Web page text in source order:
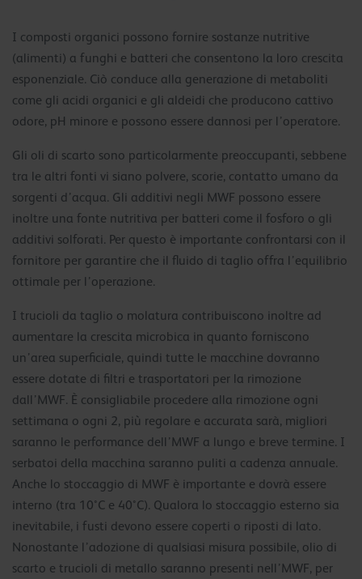
I composti organici possono fornire sostanze nutritive
(alimenti) a funghi e batteri che consentono la loro crescita
esponenziale. Ciò conduce alla generazione di metaboliti
come gli acidi organici e gli aldeidi che producono cattivo
odore, pH minore e possono essere dannosi per l’operatore.
Gli oli di scarto sono particolarmente preoccupanti, sebbene
tra le altri fonti vi siano polvere, scorie, contatto umano da
sorgenti d’acqua. Gli additivi negli MWF possono essere
inoltre una fonte nutritiva per batteri come il fosforo o gli
additivi solforati. Per questo è importante confrontarsi con il
fornitore per garantire che il fluido di taglio offra l’equilibrio
ottimale per l’operazione.
I trucioli da taglio o molatura contribuiscono inoltre ad
aumentare la crescita microbica in quanto forniscono
un’area superficiale, quindi tutte le macchine dovranno
essere dotate di filtri e trasportatori per la rimozione
dall’MWF. È consigliabile procedere alla rimozione ogni
settimana o ogni 2, più regolare e accurata sarà, migliori
saranno le performance dell’MWF a lungo e breve termine. I
serbatoi della macchina saranno puliti a cadenza annuale.
Anche lo stoccaggio di MWF è importante e dovrà essere
interno (tra 10°C e 40°C). Qualora lo stoccaggio esterno sia
inevitabile, i fusti devono essere coperti o riposti di lato.
Nonostante l’adozione di qualsiasi misura possibile, olio di
scarto e trucioli di metallo saranno presenti nell’MWF, per